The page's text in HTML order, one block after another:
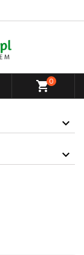
shopping_cart0